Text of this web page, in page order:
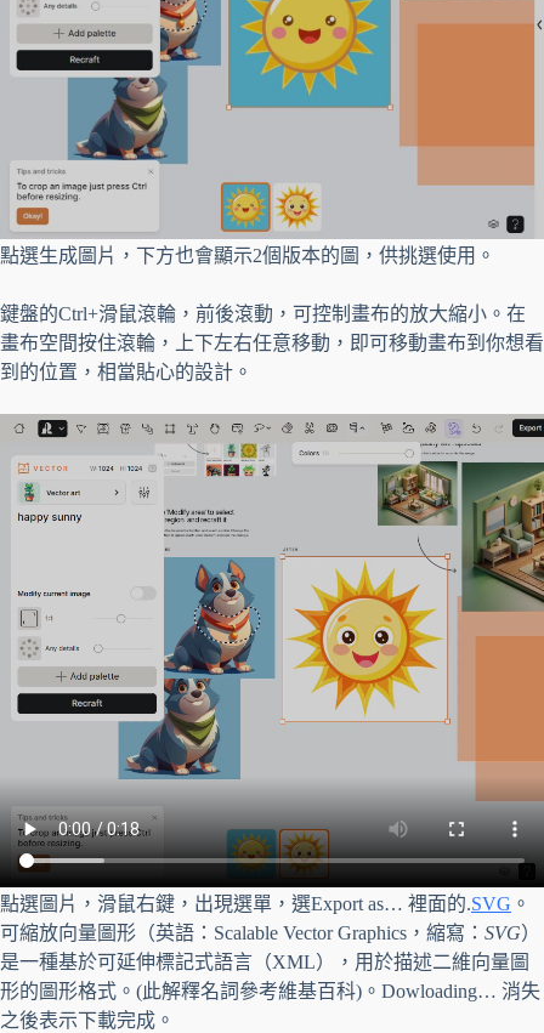
點選生成圖片，下方也會顯示2個版本的圖，供挑選使用。
鍵盤的Ctrl+滑鼠滾輪，前後滾動，可控制畫布的放大縮小。在
畫布空間按住滾輪，上下左右任意移動，即可移動畫布到你想看
到的位置，相當貼心的設計。
點選圖片，滑鼠右鍵，出現選單，選Export as… 裡面的.SVG 。
可縮放向量圖形（英語：Scalable Vector Graphics，縮寫： SVG）
是一種基於可延伸標記式語言（XML），用於描述二維向量圖
形的圖形格式。(此解釋名詞參考維基百科)。Dowloading… 消失
之後表示下載完成。